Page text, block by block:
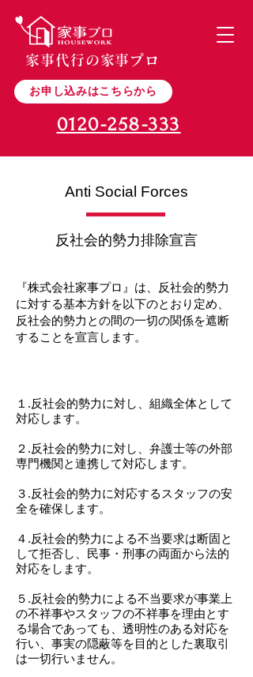
家事代行の家事プロ
お申し込みはこちらから
0120-258-333
Anti Social Forces
反社会的勢力排除宣言
『株式会社家事プロ』は、反社会的勢力
に対する基本方針を以下のとおり定め、
反社会的勢力との間の一切の関係を遮断
することを宣言します。
１.反社会的勢力に対し、組織全体として
対応します。
２.反社会的勢力に対し、弁護士等の外部
専門機関と連携して対応します。
３.反社会的勢力に対応するスタッフの安
全を確保します。
４.反社会的勢力による不当要求は断固と
して拒否し、民事・刑事の両面から法的
対応をします。
５.反社会的勢力による不当要求が事業上
の不祥事やスタッフの不祥事を理由とす
る場合であっても、透明性のある対応を
行い、事実の隠蔽等を目的とした裏取引
は一切行いません。